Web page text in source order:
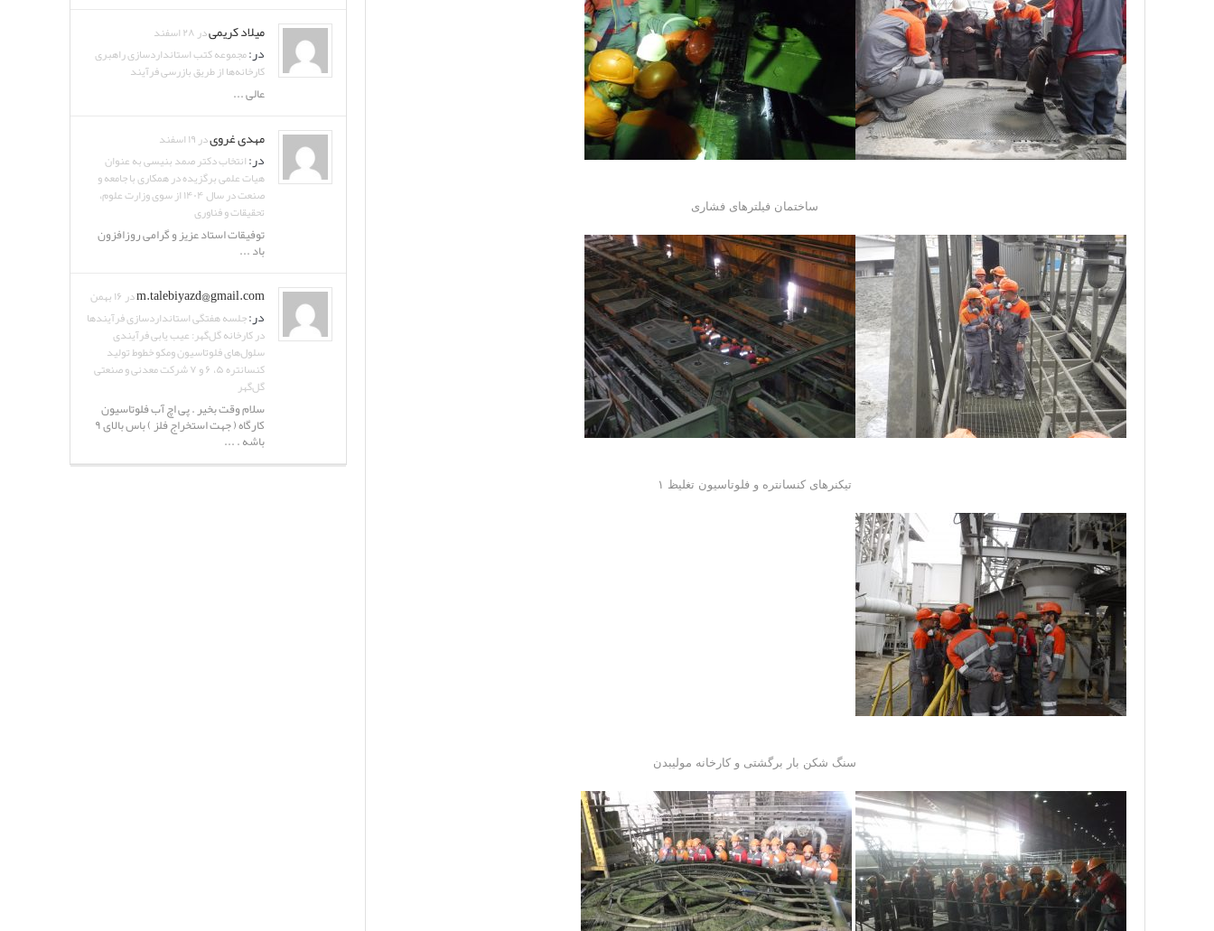
ساختمان فیلترهای فشاری
تیکنرهای کنسانتره و فلوتاسیون تغلیظ ۱
سنگ شکن بار برگشتی و کارخانه مولیبدن
میلاد کریمیدر ۲۸ اسفند
در:مجموعه کتب استانداردسازی راهبری
کارخانه‌ها از طریق بازرسی فرآیند
عالی ...
مهدی غرویدر ۱۹ اسفند
در:انتخاب دکتر صمد بنیسی به عنوان
هیات علمی برگزیده در همکاری با جامعه و
صنعت در سال ۱۴۰۴ از سوی وزارت علوم،
تحقیقات و فناوری
توفیقات استاد عزیز و گرامی روزافزون
باد ...
m.talebiyazd@gmail.comدر ۱۶ بهمن
در:جلسه هفتگی استانداردسازی فرآیندها
در کارخانه گل‌گهر: عیب یابی فرآیندی
سلول‌های فلوتاسیون ومکو خطوط تولید
کنسانتره ۵، ۶ و ۷ شرکت معدنی و صنعتی
گل‌گهر
سلام وقت بخیر . پی اچ آب فلوتاسیون
کارگاه ( جهت استخراج فلز ) باس بالای ۹
باشه . ...